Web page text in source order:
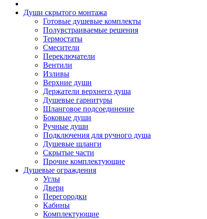
Души скрытого монтажа
Готовые душевые комплекты
Полувстраиваемые решения
Термостаты
Смесители
Переключатели
Вентили
Изливы
Верхние души
Держатели верхнего душа
Душевые гарнитуры
Шланговое подсоединение
Боковые души
Ручные души
Подключения для ручного душа
Душевые шланги
Скрытые части
Прочие комплектующие
Душевые ограждения
Углы
Двери
Перегородки
Кабины
Комплектующие